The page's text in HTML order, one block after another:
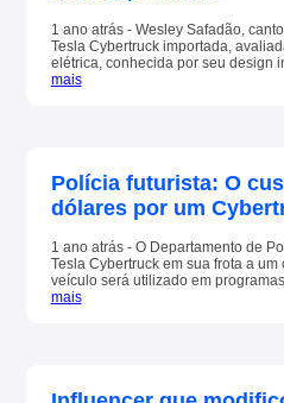
1 ano atrás - Wesley Safadão,
Tesla Cybertruck importada,
elétrica, conhecida por seu design
mais
Polícia futurista: O
dólares por um
1 ano atrás - O Departamento de
Tesla Cybertruck em sua frota a
veículo será utilizado em
mais